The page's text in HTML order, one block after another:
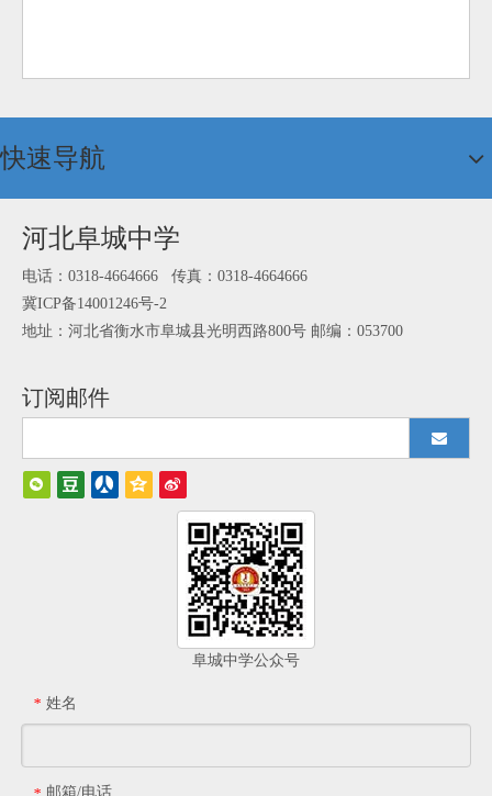
快速导航
河北阜城中学
电话：0318-4664666 传真：0318-4664666
冀ICP备14001246号-2
地址：河北省衡水市阜城县光明西路800号 邮编：053700
订阅邮件
阜城中学公众号
* 姓名
邮箱/电话